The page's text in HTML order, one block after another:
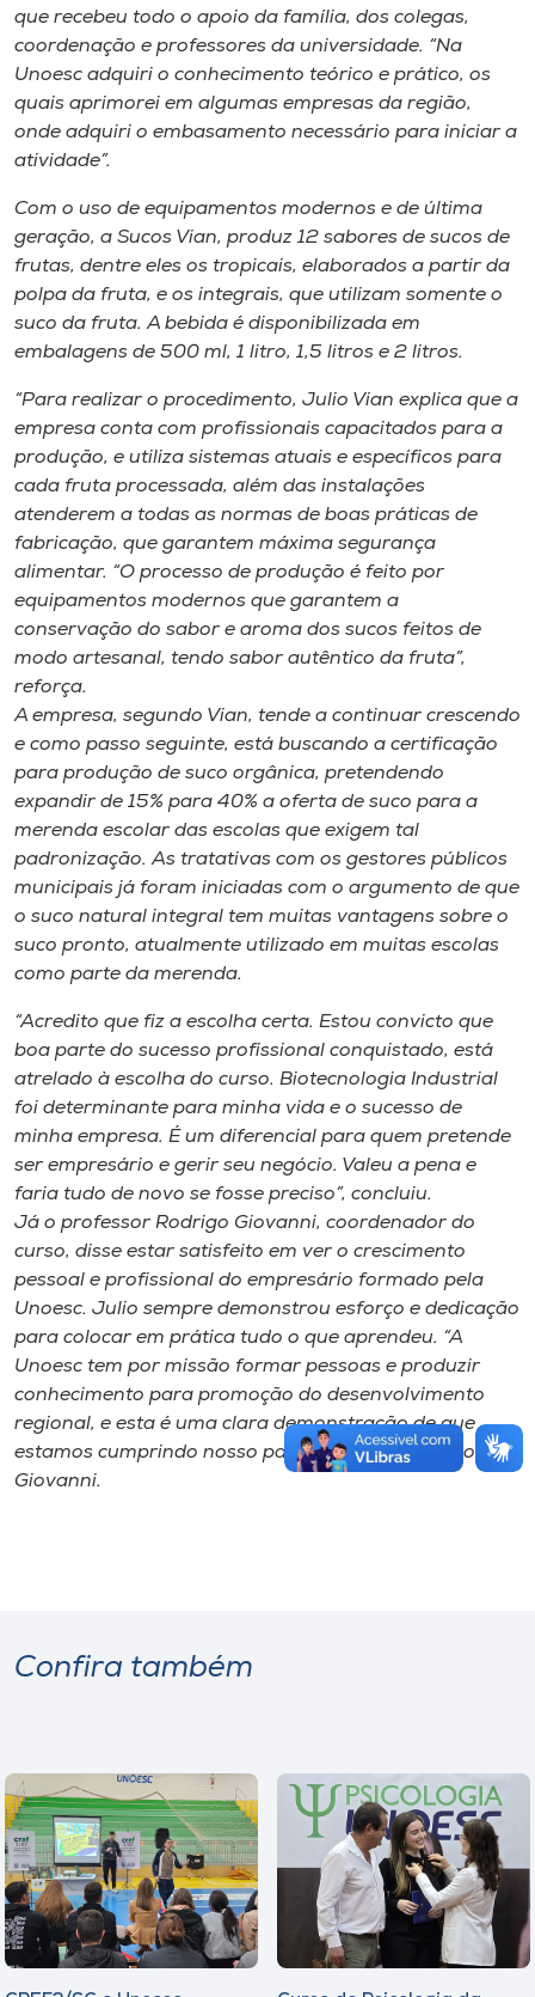
Selecione
o idioma
A+
A-
que recebeu todo o apoio da família, dos colegas,
coordenação e professores da universidade. “Na
Unoesc adquiri o conhecimento teórico e prático, os
quais aprimorei em algumas empresas da região,
onde adquiri o embasamento necessário para iniciar a
atividade”.
Com o uso de equipamentos modernos e de última
geração, a Sucos Vian, produz 12 sabores de sucos de
frutas, dentre eles os tropicais, elaborados a partir da
polpa da fruta, e os integrais, que utilizam somente o
suco da fruta. A bebida é disponibilizada em
embalagens de 500 ml, 1 litro, 1,5 litros e 2 litros.
“Para realizar o procedimento, Julio Vian explica que a
empresa conta com profissionais capacitados para a
produção, e utiliza sistemas atuais e específicos para
cada fruta processada, além das instalações
atenderem a todas as normas de boas práticas de
fabricação, que garantem máxima segurança
alimentar. “O processo de produção é feito por
equipamentos modernos que garantem a
conservação do sabor e aroma dos sucos feitos de
modo artesanal, tendo sabor autêntico da fruta”,
reforça.
A empresa, segundo Vian, tende a continuar crescendo
e como passo seguinte, está buscando a certificação
para produção de suco orgânica, pretendendo
expandir de 15% para 40% a oferta de suco para a
merenda escolar das escolas que exigem tal
padronização. As tratativas com os gestores públicos
municipais já foram iniciadas com o argumento de que
o suco natural integral tem muitas vantagens sobre o
suco pronto, atualmente utilizado em muitas escolas
como parte da merenda.
“Acredito que fiz a escolha certa. Estou convicto que
boa parte do sucesso profissional conquistado, está
atrelado à escolha do curso. Biotecnologia Industrial
foi determinante para minha vida e o sucesso de
minha empresa. É um diferencial para quem pretende
ser empresário e gerir seu negócio. Valeu a pena e
faria tudo de novo se fosse preciso”, concluiu.
Já o professor Rodrigo Giovanni, coordenador do
curso, disse estar satisfeito em ver o crescimento
pessoal e profissional do empresário formado pela
Unoesc. Julio sempre demonstrou esforço e dedicação
para colocar em prática tudo o que aprendeu. “A
Unoesc tem por missão formar pessoas e produzir
conhecimento para promoção do desenvolvimento
regional, e esta é uma clara demonstração de que
estamos cumprindo nosso papel”, finaliza Rodrigo
Giovanni.
Confira também